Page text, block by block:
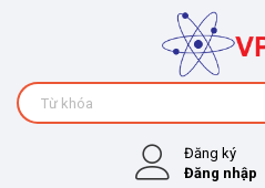
Đăng ký
Đăng nhập